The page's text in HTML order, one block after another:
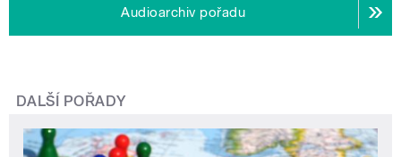
Audioarchiv pořadu
DALŠÍ POŘADY